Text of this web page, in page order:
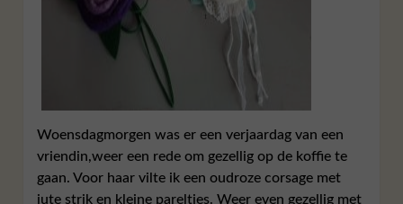
Woensdagmorgen was er een verjaardag van een
vriendin,weer een rede om gezellig op de koffie te
gaan. Voor haar vilte ik een oudroze corsage met
jute strik en kleine pareltjes. Weer even gezellig met